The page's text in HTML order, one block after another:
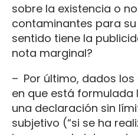
sobre la existencia o
contaminantes para
sentido tiene la
nota marginal?
– Por último, dados
en que está formulada
una declaración sin
subjetivo (“si se ha